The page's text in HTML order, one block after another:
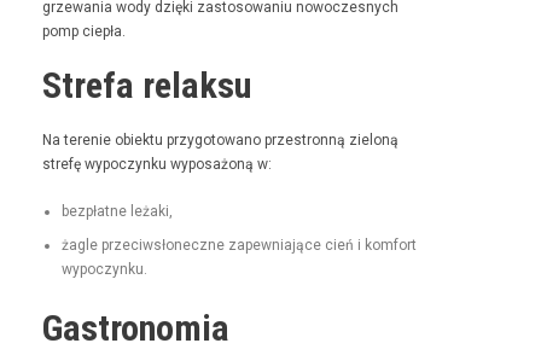
grze­wa­nia wody dzię­ki zas­tosowa­niu nowoczes­nych
pomp ciepła.
Strefa relaksu
Na tere­nie obiek­tu przy­go­towano prze­stron­ną zieloną
stre­fę wypoczynku wyposażoną w:
bezpłatne leża­ki,
żagle prze­ci­wsłoneczne zapew­ni­a­jące cień i kom­fort
wypoczynku.
Gastronomia